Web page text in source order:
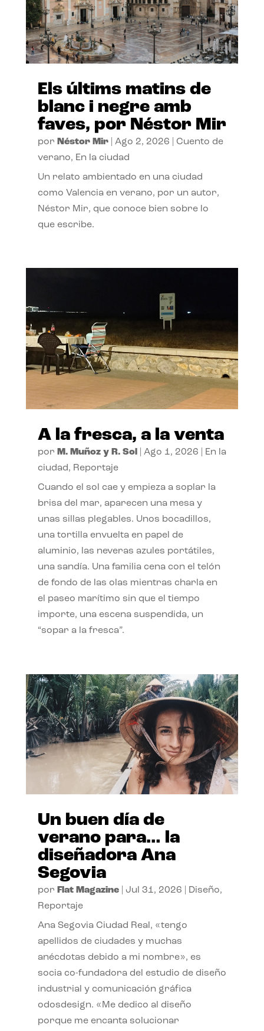
Els últims matins de
blanc i negre amb
faves, por Néstor Mir
por Néstor Mir| Ago 2, 2026
Cuento de
verano, En la ciudad
Un relato ambientado en una ciudad
como Valencia en verano, por un autor,
Néstor Mir, que conoce bien sobre lo
que escribe.
A la fresca, a la venta
por M. Muñoz y R. Sol| Ago 1, 2026
En la
ciudad, Reportaje
Cuando el sol cae y empieza a soplar la
brisa del mar, aparecen una mesa y
unas sillas plegables. Unos bocadillos,
una tortilla envuelta en papel de
aluminio, las neveras azules portátiles,
una sandía. Una familia cena con el telón
de fondo de las olas mientras charla en
el paseo marítimo sin que el tiempo
importe, una escena suspendida, un
“sopar a la fresca”.
Un buen día de
verano para… la
diseñadora Ana
Segovia
por Flat Magazine| Jul 31, 2026 Diseño,
Reportaje
Ana Segovia Ciudad Real, «tengo
apellidos de ciudades y muchas
anécdotas debido a mi nombre», es
socia co-fundadora del estudio de diseño
industrial y comunicación gráfica
odosdesign. «Me dedico al diseño
porque me encanta solucionar